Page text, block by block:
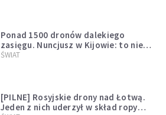
Ponad 1500 dronów dalekiego
zasięgu. Nuncjusz w Kijowie: to nie
wygląda na wolę zakończenia wojny
ŚWIAT
[PILNE] Rosyjskie drony nad Łotwą.
Jeden z nich uderzył w skład ropy